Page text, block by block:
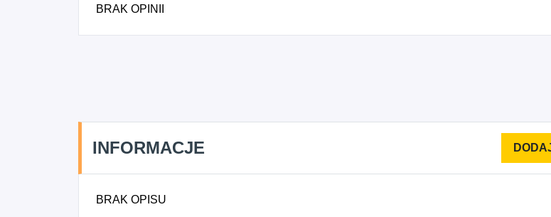
BRAK OPINII
INFORMACJE
BRAK OPISU